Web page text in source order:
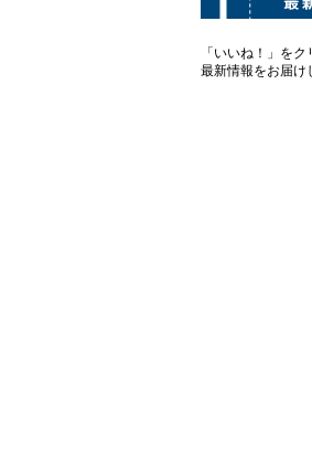
「いいね！」を
最新情報をお届け